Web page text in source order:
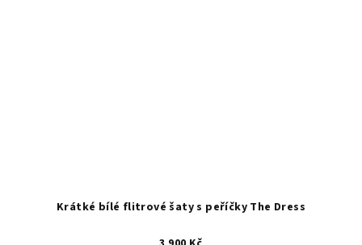
Krátké bílé flitrové šaty s peříčky The Dress